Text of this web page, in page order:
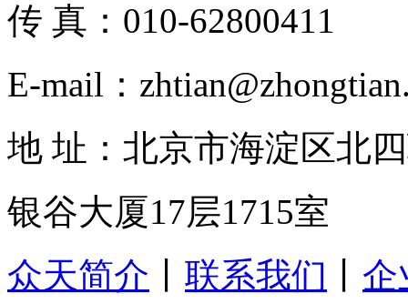
传 真：010-62800411
E-mail：
地 址：北京市海淀区北
银谷大厦17层1715室
众天简介
联系我们
企